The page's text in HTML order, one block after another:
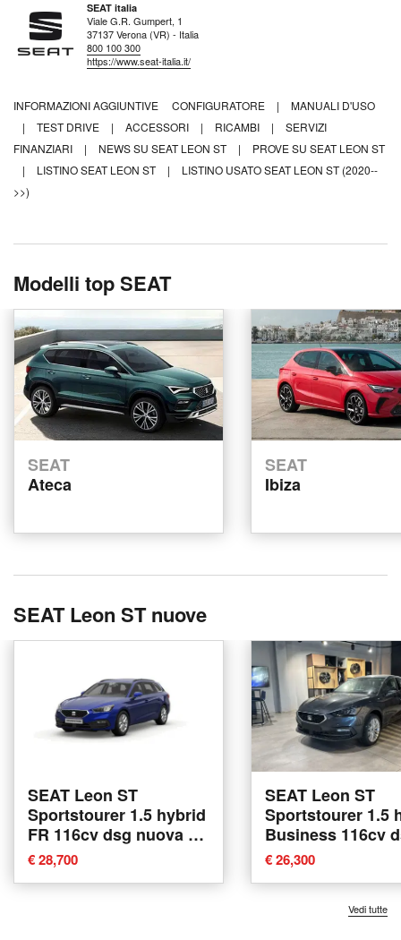
SEAT italia
Viale G.R. Gumpert, 1
37137 Verona (VR) - Italia
800 100 300
https://www.seat-italia.it/
INFORMAZIONI AGGIUNTIVE CONFIGURATORE |
MANUALI D'USO
|
TEST DRIVE | ACCESSORI | RICAMBI |
SERVIZI
FINANZIARI
| NEWS SU SEAT LEON ST |
PROVE SU SEAT LEON ST
|
LISTINO SEAT LEON ST |
LISTINO USATO SEAT LEON ST (2020--
>>)
Modelli top SEAT
SEAT
Ateca
SEAT
Ibiza
SEAT Leon ST nuove
SEAT Leon ST
Sportstourer 1.5 hybrid
FR 116cv dsg nuova a
Siena
€ 28,700
SEAT Leon ST
Sportstourer 1.5
Business 116cv
nuova a Ferrara
€ 26,300
Vedi tutte